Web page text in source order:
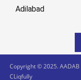
Adilabad
Copyright © 2025.
CLiqfully